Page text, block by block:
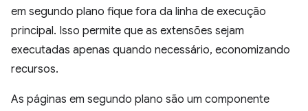
em segundo plano fique fora da linha de execução
principal. Isso permite que as extensões sejam
executadas apenas quando necessário, economizando
recursos.
As páginas em segundo plano são um componente